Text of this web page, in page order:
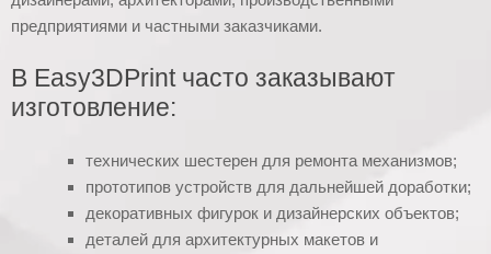
предприятиями и частными заказчиками.
В Easy3DPrint часто заказывают
изготовление:
технических шестерен для ремонта механизмов;
прототипов устройств для дальнейшей доработки;
декоративных фигурок и дизайнерских объектов;
деталей для архитектурных макетов и